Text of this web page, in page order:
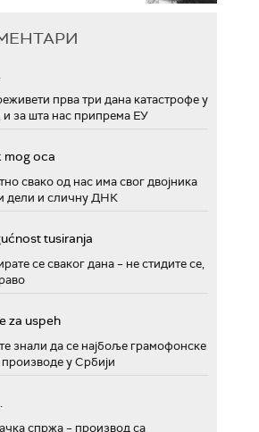
прва три дана катастрофе у
и за шта нас припрема ЕУ
mog oca
свако од нас има свог двојника
дели и сличну ДНК
tusiranja
се сваког дана – не стидите се,
za uspeh
знали да се најбоље грамофонске
у Србији
спржа – производ са